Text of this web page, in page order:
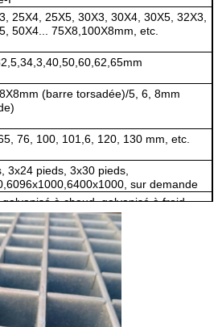
25X4, 25X5, 30X3, 30X4, 30X5, 32X3,
50X4... 75X8,100X8mm, etc.
(barre torsadée)/5, 6, 8mm
76, 100, 101,6, 120, 130 mm, etc.
3x24 pieds, 3x30 pieds,
sur demande
à chaud, galvanisé à froid,
États-Unis : ASTM (A123),
: BS729
chimiques, ports, électricité,
du papier, médecine, acier et
municipalité, immobilier,